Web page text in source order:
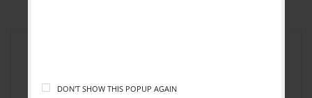
DON'T SHOW THIS POPUP AGAIN